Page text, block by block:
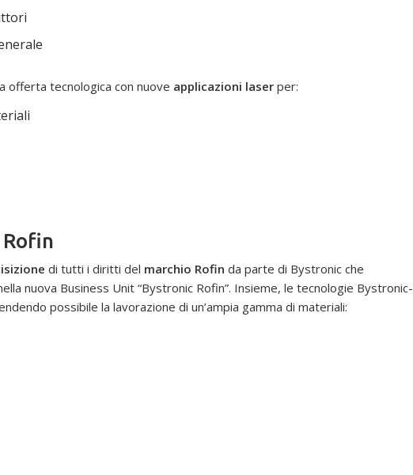
offerta tecnologica con nuove applicazioni laser per:
di tutti i diritti del marchio Rofin da parte di Bystronic che
nuova Business Unit “Bystronic Rofin”. Insieme, le tecnologie Bystronic-
possibile la lavorazione di un’ampia gamma di materiali: